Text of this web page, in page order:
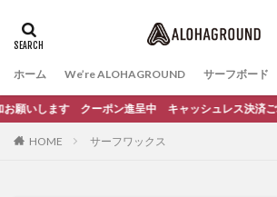
ホーム We’re ALOHAGROUND サーフボード
します クーポン進呈中 キャッシュレス決済ご利用可
HOME サーフワックス